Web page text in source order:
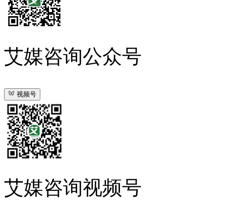
艾媒咨询公众号
视频号
艾媒咨询视频号